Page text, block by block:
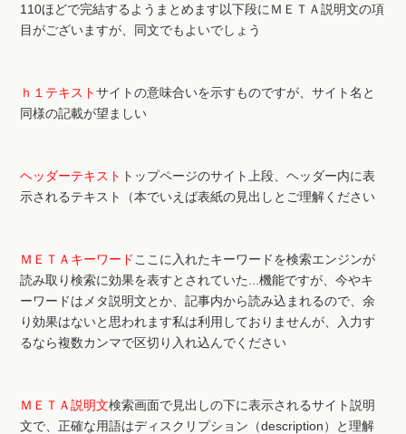
110ほどで完結するようまとめます以下段にＭＥＴＡ説明文の項
目がございますが、同文でもよいでしょう
ｈ１テキストサイトの意味合いを示すものですが、サイト名と
同様の記載が望ましい
ヘッダーテキスト トップページのサイト上段、ヘッダー内に表
示されるテキスト（本でいえば表紙の見出しとご理解ください
ＭＥＴＡキーワード ここに入れたキーワードを検索エンジンが
読み取り検索に効果を表すとされていた...機能ですが、今やキ
ーワードはメタ説明文とか、記事内から読み込まれるので、余
り効果はないと思われます私は利用しておりませんが、入力す
るなら複数カンマで区切り入れ込んでください
ＭＥＴＡ説明文検索画面で見出しの下に表示されるサイト説明
文で、正確な用語はディスクリプション（description）と理解